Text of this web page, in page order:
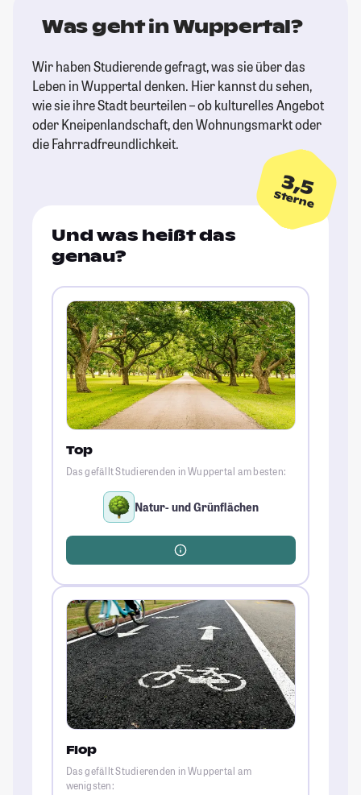
Was geht in Wuppertal?
Wir haben Studierende gefragt, was sie über das
Leben in Wuppertal denken. Hier kannst du sehen,
wie sie ihre Stadt beurteilen – ob kulturelles Angebot
oder Kneipenlandschaft, den Wohnungsmarkt oder
die Fahrradfreundlichkeit.
3,5
Sterne
Und was heißt das
genau?
Top
Das gefällt Studierenden in Wuppertal am besten:
Natur- und Grünflächen
Flop
Das gefällt Studierenden in Wuppertal am
wenigsten: